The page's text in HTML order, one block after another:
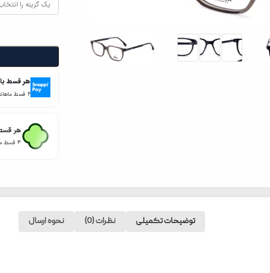
هر قسط
۴ قسط ماهانه. بدون سود، چک و ضامن.
هر
۴ قسط ماهانه. بدون سود، چک و ضامن.
توضیحات تکمیلی نظرات (0) نحوه ارسال